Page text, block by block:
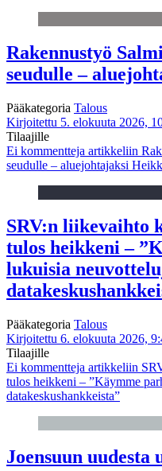
Rakennustyö
seudulle –
Pääkategoria Talous
Kirjoitettu 5. elokuuta 2026,
Tilaajille
Ei kommentteja artikkeliin
seudulle – aluejohtajaksi
SRV:n liikevaihto
tulos heikkeni –
lukuisia
Pääkategoria Talous
Kirjoitettu 6. elokuuta 2026,
Tilaajille
Ei kommentteja artikkeliin
tulos heikkeni – ”Käymme
datakeskushankkeista”
Joensuun